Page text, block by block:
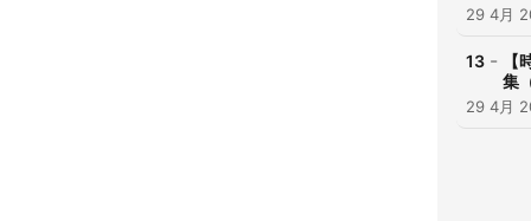
29 4月
13 -
集
29 4月